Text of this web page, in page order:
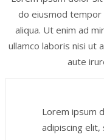
do eiusmod tempor
aliqua. Ut enim ad
ullamco laboris nisi ut
aute
Lorem ipsum
adipiscing